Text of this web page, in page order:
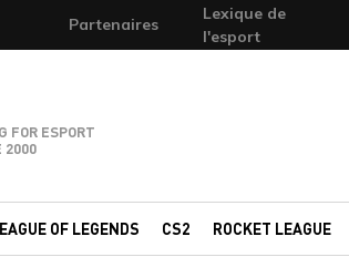
Partenaires
Lexique de
l'esport
FOR ESPORT
2000
OF LEGENDS CS2 ROCKET LEAGUE